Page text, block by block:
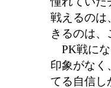
戦えるのは
きるのは
PK戦にな
印象がなく
てる自信し